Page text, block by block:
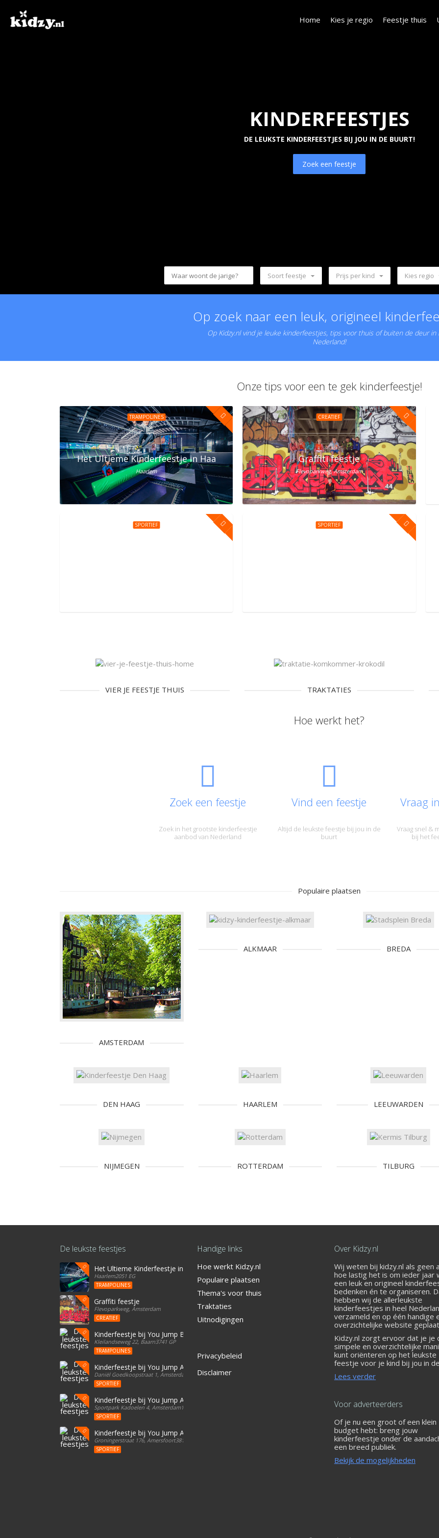
Home Kies je regio Feestje thuis
KINDERFEESTJES
DE LEUKSTE KINDERFEESTJES BIJ JOU IN DE BUURT!
Zoek een feestje
Soort feestje Prijs per kind Kies regio
Op zoek naar een leuk, origineel
Op Kidzy.nl vind je leuke kinderfeestjes, tips voor thuis of buiten de deur in
Nederland!
Onze tips voor een te gek kinderfeestje!
TRAMPOLINES
Het Ultieme Kinderfeestje in Haarlem? Vier het bij Street Jump!
Haarlem
CREATIEF
Graffiti feestje
Flevoparkweg, Amsterdam
SPORTIEF SPORTIEF
VIER JE FEESTJE THUIS TRAKTATIES
Hoe werkt het?
Zoek een feestje
Zoek in het grootste kinderfeestje
aanbod van Nederland
Vind een feestje
Altijd de leukste feestje bij jou in de
buurt
Vraag
Vraag snel &
bij het
Populaire plaatsen
AMSTERDAM
ALKMAAR BREDA
DEN HAAG HAARLEM LEEUWARDEN
NIJMEGEN ROTTERDAM TILBURG
De leukste feestjes
Het Ultieme Kinderfeestje in Haarlem? Vier het bij Street Jump!
Haarlem2051 EG
TRAMPOLINES
Graffiti feestje
Flevoparkweg, Amsterdam
CREATIEF
Kinderfeestje bij You Jump Baarn
Kleilandseweg 22, Baarn3741 GP
TRAMPOLINES
Kinderfeestje bij You Jump Amsterdam Oost
Daniël Goedkoopstraat 1, Amsterdam1096 BD
SPORTIEF
Kinderfeestje bij You Jump Amsterdam
Sportpark Kadoelen 4, Amsterdam1035 NB
SPORTIEF
Kinderfeestje bij You Jump Amersfoort
Groningerstraat 176, Amersfoort3812 EG
SPORTIEF
Handige links
Hoe werkt Kidzy.nl
Populaire plaatsen
Thema's voor thuis
Traktaties
Uitnodigingen
Privacybeleid
Disclaimer
Over Kidzy.nl
Wij weten bij kidzy.nl als geen
hoe lastig het is om ieder jaar
een leuk en origineel
bedenken én te organiseren.
hebben wij de allerleukste
kinderfeestjes in heel
verzameld en op één handige
overzichtelijke website
Kidzy.nl zorgt ervoor dat je je
simpele en overzichtelijke
kunt oriënteren op het leukste
feestje voor je kind bij jou in
Lees verder
Voor adverteerders
Of je nu een groot of een klein
budget hebt: breng jouw
kinderfeestje onder de
een breed publiek.
Bekijk de mogelijkheden